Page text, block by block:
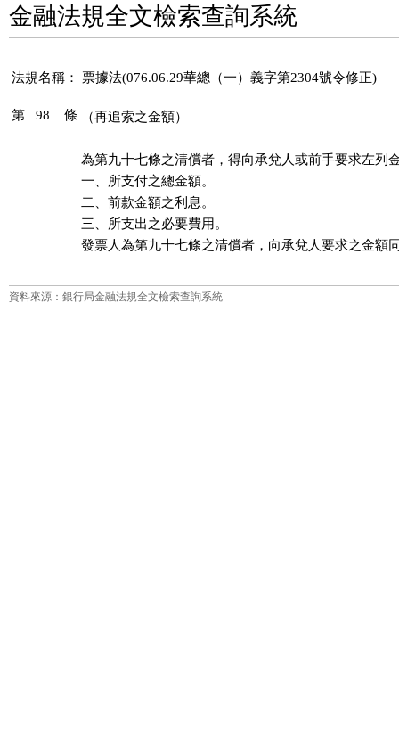
金融法規全文檢索查詢系統
法規名稱： 票據法(076.06.29華總（一）義字第2304號令修正)
第 98 條 （再追索之金額）
為第九十七條之清償者，得向承兌人或前手要求左列
一、所支付之總金額。
二、前款金額之利息。
三、所支出之必要費用。
發票人為第九十七條之清償者，向承兌人要求之金額
資料來源：銀行局金融法規全文檢索查詢系統